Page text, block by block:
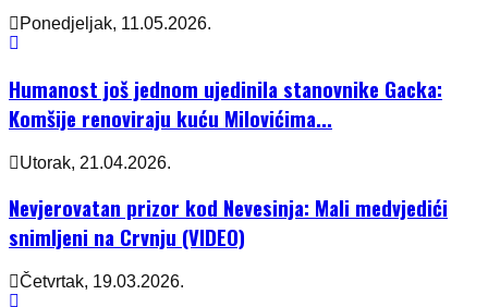
Ponedjeljak, 11.05.2026.
Humanost još jednom ujedinila stanovnike Gacka:
Komšije renoviraju kuću Milovićima...
Utorak, 21.04.2026.
Nevjerovatan prizor kod Nevesinja: Mali medvjedići
snimljeni na Crvnju (VIDEO)
Četvrtak, 19.03.2026.